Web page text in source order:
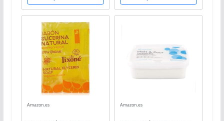
Amazon.es Amazon.es